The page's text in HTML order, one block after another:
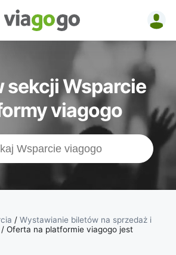
Bilety -
Bilety na
koncerty,
bilety
sportowe
&amp;
bilety do
sekcji Wsparcie
viagogo
/ Wystawianie biletów na sprzedaż i
/ Oferta na platformie viagogo jest